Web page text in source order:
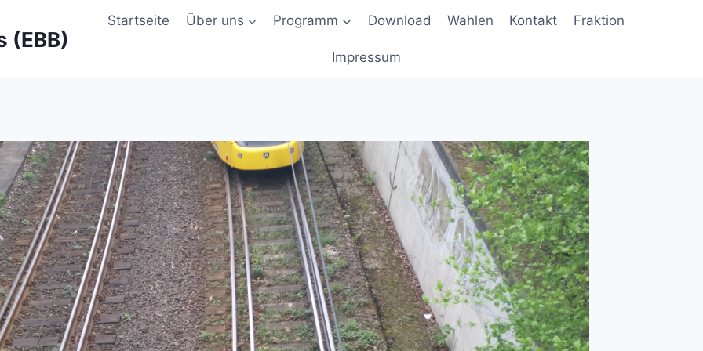
(EBB)
Startseite Über uns Programm Download Wahlen Kontakt Fraktion
Impressum